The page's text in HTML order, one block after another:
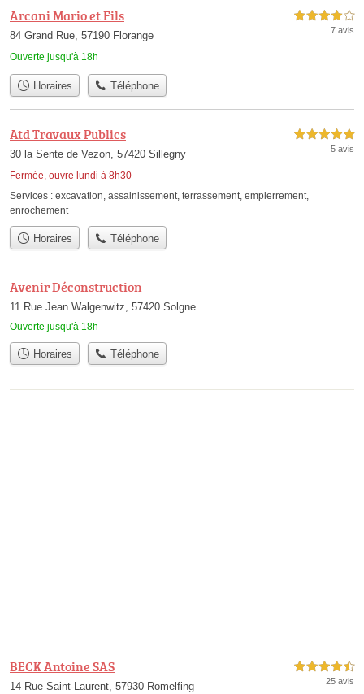
Arcani Mario et Fils
84 Grand Rue, 57190 Florange
Ouverte jusqu'à 18h
4,0 étoiles sur 5
7 avis
Horaires Téléphone
Atd Travaux Publics
30 la Sente de Vezon, 57420 Sillegny
Fermée, ouvre lundi à 8h30
5,0 étoiles sur 5
5 avis
Services : excavation, assainissement, terrassement, empierrement,
enrochement
Horaires Téléphone
Avenir Déconstruction
11 Rue Jean Walgenwitz, 57420 Solgne
Ouverte jusqu'à 18h
Horaires Téléphone
BECK Antoine SAS
14 Rue Saint-Laurent, 57930 Romelfing
4,5 étoiles sur 5
25 avis